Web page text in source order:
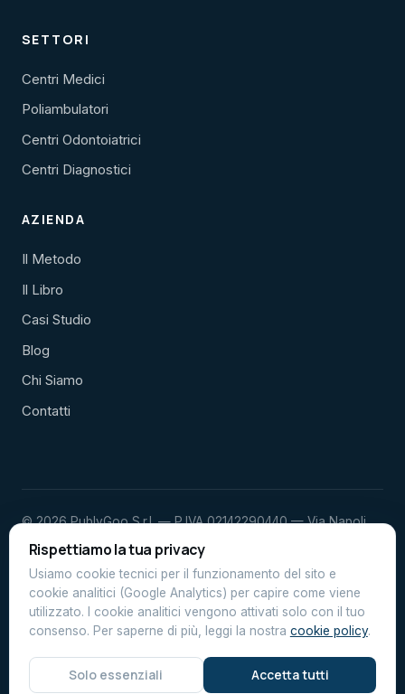
SETTORI
Centri Medici
Poliambulatori
Centri Odontoiatrici
Centri Diagnostici
AZIENDA
Il Metodo
Il Libro
Casi Studio
Blog
Chi Siamo
Contatti
© 2026 PublyGoo S.r.l. — P.IVA 02142290440 — Via Napoli
23, Porto Sant'Elpidio (FM)
Privacy Policy
Cookie Policy
Comunicazione sanitaria informativa ai sensi delle leggi 248/2006
e 145/2018, comma 525, curata da PublyGoo S.r.l.
Dichiarazione di accessibilità
Rispettiamo la tua privacy
Usiamo cookie tecnici per il funzionamento del sito e
cookie analitici (Google Analytics) per capire come viene
utilizzato. I cookie analitici vengono attivati solo con il tuo
consenso. Per saperne di più, leggi la nostra cookie policy.
Solo essenziali Accetta tutti